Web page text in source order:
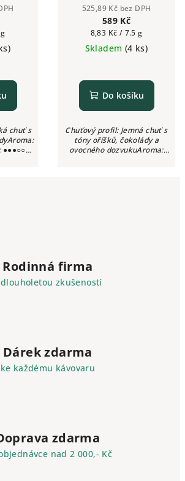
Rodinná firma
zkušeností
Dárek zdarma
ke každému kávovaru
zdarma
nad 2 000,- Kč
káva
chuť s
pražená zrnková káva
alacaffé 500g | Česká
pražírna
525,89 Kč bez DPH
589 Kč
Měrná
cena:
8,83 Kč / 7.5 g
Skladem (4 ks)
Do košíku
Chuťový profil: Jemná chuť s
tóny oříšků, čokolády a
ovocného dozvukuAroma: